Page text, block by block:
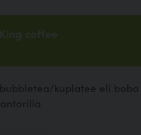
coffee
kuplatee eli